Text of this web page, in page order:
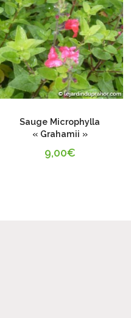
Sauge Microphylla
« Grahamii »
9,00€